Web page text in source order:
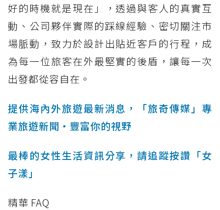
好的時機就是現在」，透過與客人的真實互
動、公司夥伴實際的踩線經驗、密切關注市
場脈動，致力於設計出貼近客戶的行程，成
為每一位旅客在外最堅實的後盾，讓每一次
出發都從容自在。
提供海內外旅遊最新消息，「旅奇傳媒」專
業旅遊新聞‧豐富你的視野
最棒的女性生活資訊分享，請追蹤按讚「女
子漾」
精華 FAQ